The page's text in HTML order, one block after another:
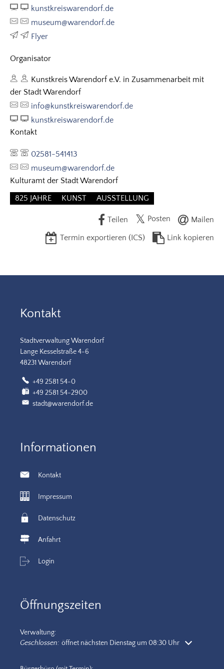
kunstkreiswarendorf.de
museum@warendorf.de
Flyer
Organisator
Kunstkreis Warendorf e.V. in Zusammenarbeit mit
der Stadt Warendorf
info@kunstkreiswarendorf.de
kunstkreiswarendorf.de
Kontakt
02581-541413
museum@warendorf.de
Kulturamt der Stadt Warendorf
825 JAHRE
KUNST AUSSTELLUNG
Teilen Posten
Mailen
Termin exportieren (ICS)
Link kopieren
Kontakt
Stadtverwaltung Warendorf
Lange Kesselstraße 4-6
48231 Warendorf
+49 2581 54-0
+49 2581 54-2900
stadt@warendorf.de
Informationen
Kontakt
Impressum
Datenschutz
Anfahrt
Login
Öffnungszeiten
Verwaltung:
Klicken, um weitere Öffnungs- oder Schließzeiten auszublenden
Geschlossen: öffnet nächsten Dienstag um 08:30 Uhr